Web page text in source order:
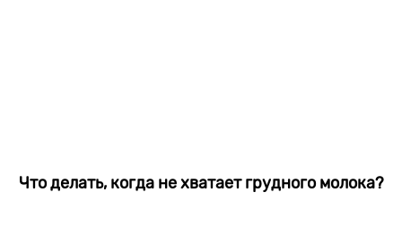
Что делать, когда не хватает грудного молока?